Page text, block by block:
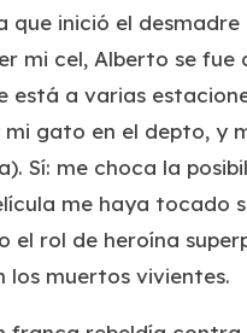
que inició el desmadre
mi cel, Alberto se fue
está a varias
gato en el depto, y
Sí: me choca la
me haya tocado
el rol de heroína
los muertos vivientes.